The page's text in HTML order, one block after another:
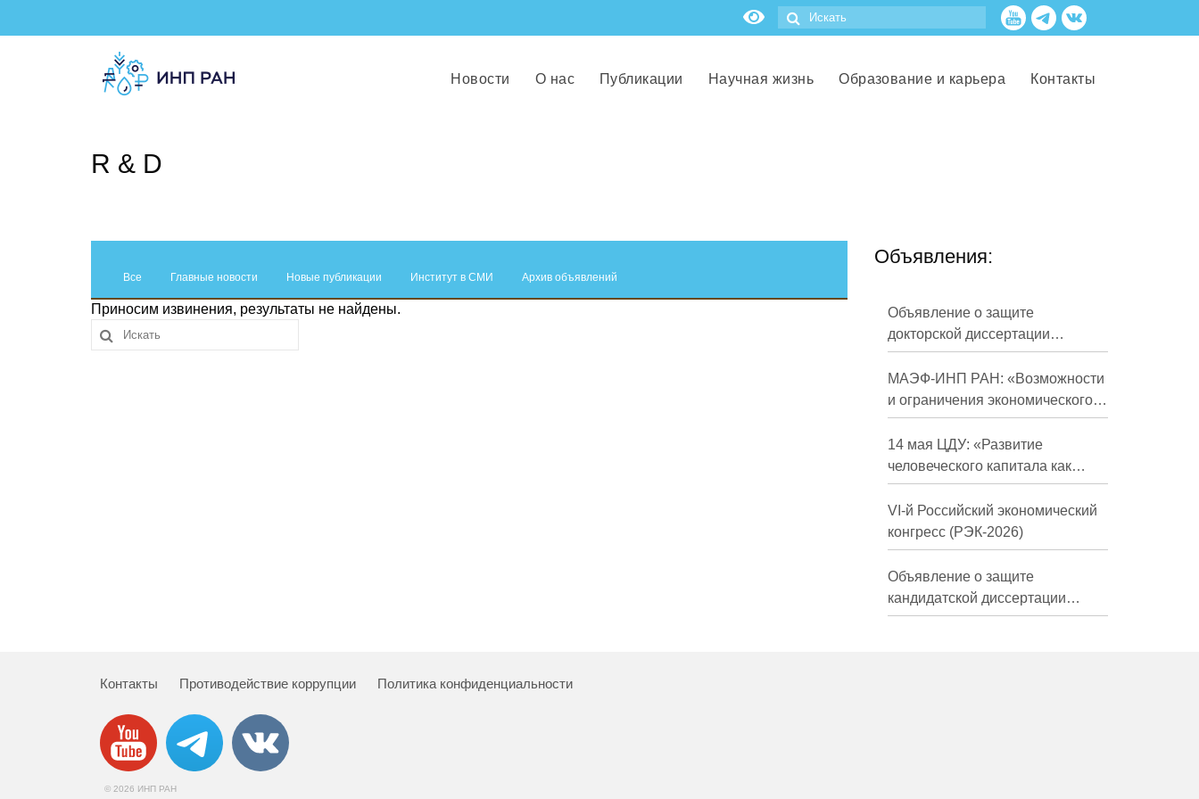
Новости О нас Публикации Научная жизнь Образование и карьера Контакты
R & D
Все Главные новости Новые публикации Институт в СМИ Архив объявлений
Приносим извинения, результаты не найдены.
Объявления:
Объявление о защите
докторской диссертации
Кузнецова Михаила
Евгеньевича
МАЭФ-ИНП РАН: «Возможности
и ограничения экономического
развития России в средне- и
долгосрочной перспективе»
14 мая ЦДУ: «Развитие
человеческого капитала как
фактор экономического роста»
VI-й Российский экономический
конгресс (РЭК-2026)
Объявление о защите
кандидатской диссертации
Трындиной Николь Сергеевны
Контакты Противодействие коррупции Политика конфиденциальности
© 2026 ИНП РАН